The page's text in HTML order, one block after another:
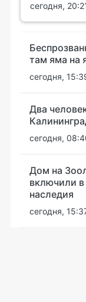
сегодня,
там яма на
сегодня,
Два
сегодня,
Дом на
включили в
наследия
сегодня,